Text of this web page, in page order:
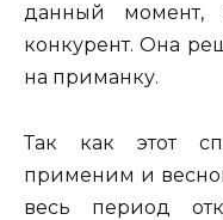
данный момент,
конкурент. Она
на приманку.
Так как этот
применим и
весь период